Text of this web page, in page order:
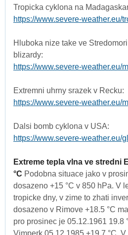
Tropicka cyklona na
https://www.severe-weather.eu/
Hluboka nize take ve
blizardy:
https://www.severe-weather.eu/
Extremni uhrny srazek v Recku:
https://www.severe-weather.eu/
Dalsi bomb cyklona v USA:
https://www.severe-weather.eu/
Extreme tepla vlna ve stredni
°C Podobna situace jako v
dosazeno +15 °C v 850 hPa. V
tropicke dny, v zime to zhati
dosazeno v Rimove +18.5 °C
pro prosinec je 05.12.1961 19.8
Vimperk 05.12.1985 +19.7 °C.